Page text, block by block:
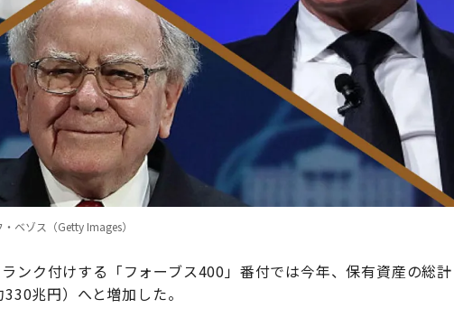
ベゾス（Getty Images）
ンク付けする「フォーブス400」番付では今年、保有資産の総計
兆円）へと増加した。